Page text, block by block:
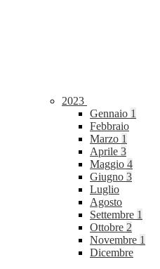
2023
Gennaio 1
Febbraio
Marzo 1
Aprile 3
Maggio 4
Giugno 3
Luglio
Agosto
Settembre 1
Ottobre 2
Novembre 1
Dicembre